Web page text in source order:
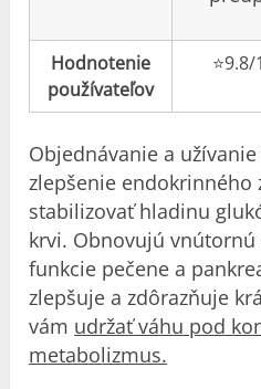
Hodnotenie
používateľov
Objednávanie a
zlepšenie endokrinného
stabilizovať hladinu
krvi. Obnovujú
funkcie pečene a
zlepšuje a zdôrazňuje
vám udržať váhu pod
metabolizmus.